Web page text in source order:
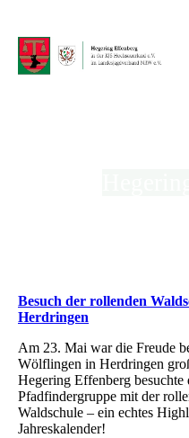
Besuch der rollenden
Herdringen
Am 23. Mai war die Freude
Wölflingen in Herdringen
Hegering Effenberg besuchte
Pfadfindergruppe mit der
Waldschule – ein echtes
Jahreskalender!